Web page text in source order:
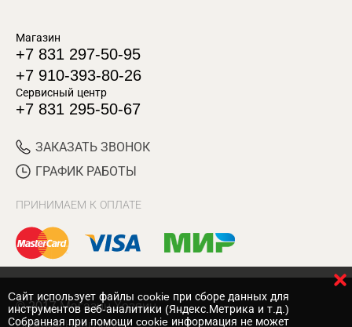
Магазин
+7 831 297-50-95
+7 910-393-80-26
Сервисный центр
+7 831 295-50-67
ЗАКАЗАТЬ ЗВОНОК
ГРАФИК РАБОТЫ
ПРИНИМАЕМ К ОПЛАТЕ
© 2017 Магазин Хозяин
Cайт использует файлы cookie при сборе данных для
инструментов веб-аналитики (Яндекс.Метрика и т.д.)
Собранная при помощи cookie информация не может